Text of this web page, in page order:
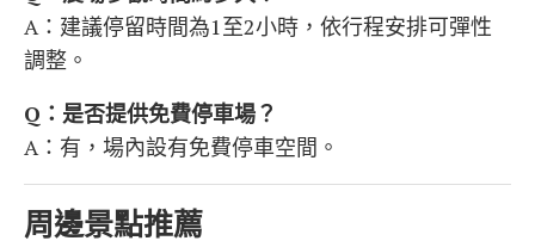
A：建議停留時間為1至2小時，依行程安排可彈性
調整。
Q：是否提供免費停車場？
A：有，場內設有免費停車空間。
周邊景點推薦